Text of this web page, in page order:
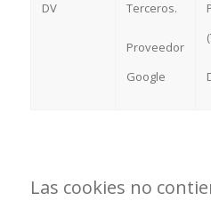
DV Terceros.
Proveedor
Google
Las cookies no